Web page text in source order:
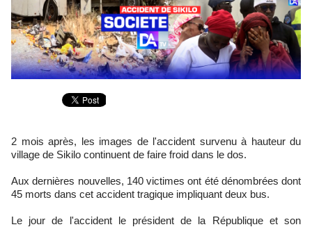
2 mois après, les images de l'accident survenu à hauteur du
village de Sikilo continuent de faire froid dans le dos.
Aux dernières nouvelles, 140 victimes ont été dénombrées dont
45 morts dans cet accident tragique impliquant deux bus.
Le jour de l'accident le président de la République et son